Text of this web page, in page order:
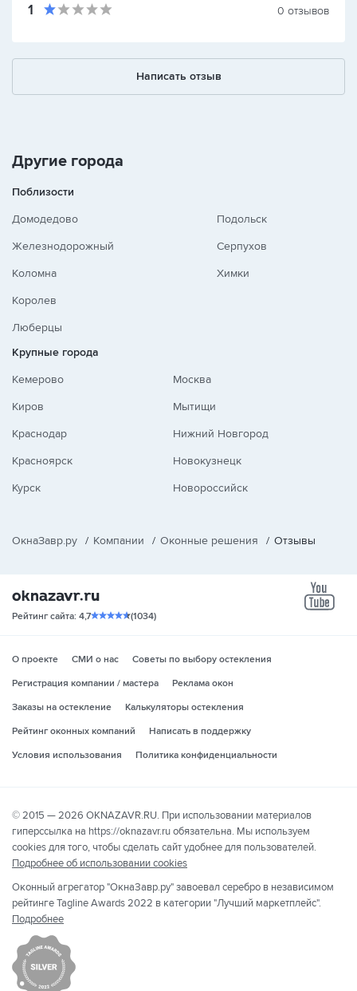
1 0 отзывов
Написать отзыв
Другие города
Поблизости
Домодедово
Железнодорожный
Коломна
Королев
Люберцы
Подольск
Серпухов
Химки
Крупные города
Кемерово
Киров
Краснодар
Красноярск
Курск
Москва
Мытищи
Нижний Новгород
Новокузнецк
Новороссийск
ОкнаЗавр.ру / Компании / Оконные решения / Отзывы
Рейтинг сайта: 4,7 (1034)
О проекте СМИ о нас
Советы по выбору остекления
Регистрация компании / мастера
Реклама окон
Заказы на остекление
Калькуляторы остекления
Рейтинг оконных компаний
Написать в поддержку
Условия использования
Политика конфиденциальности
© 2015 — 2026 OKNAZAVR.RU. При использовании материалов
гиперссылка на https://oknazavr.ru обязательна. Мы используем
cookies для того, чтобы сделать сайт удобнее для пользователей.
Подробнее об использовании cookies
Оконный агрегатор "ОкнаЗавр.ру" завоевал серебро в независимом
рейтинге Tagline Awards 2022 в категории "Лучший маркетплейс".
Подробнее